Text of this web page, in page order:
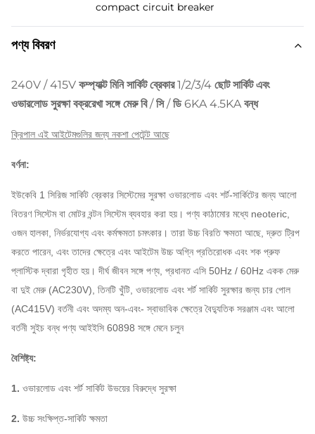
compact circuit breaker
পণ্য বিবরণ
240V / 415V কম্প্যাক্ট মিনি সার্কিট ব্রেকার 1/2/3/4 ছোট সার্কিট এবং
ওভারলোড সুরক্ষা বক্ররেখা সঙ্গে মেরু বি / সি / ডি 6KA 4.5KA বন্ধ
ক্রিপাল এই আইটেমগুলির জন্য নকশা পেটেন্ট আছে
বর্ণনা:
ইউকেবি 1 সিরিজ সার্কিট ব্রেকার সিস্টেমের সুরক্ষা ওভারলোড এবং শর্ট-সার্কিটের জন্য আলো
বিতরণ সিস্টেম বা মোটর বন্টন সিস্টেম ব্যবহার করা হয়। পণ্য কাঠামোর মধ্যে neoteric,
ওজন হালকা, নির্ভরযোগ্য এবং কর্মক্ষমতা চমৎকার। তারা উচ্চ বিরতি ক্ষমতা আছে, দ্রুত ট্রিপ
করতে পারেন, এবং তাদের ক্ষেত্রে এবং আইটেম উচ্চ অগ্নি প্রতিরোধক এবং শক প্রুফ
প্লাস্টিক দ্বারা গৃহীত হয়। দীর্ঘ জীবন সঙ্গে পণ্য, প্রধানত এসি 50Hz / 60Hz একক মেরু
বা দুই মেরু (AC230V), তিনটি খুঁটি, ওভারলোড এবং শর্ট সার্কিট সুরক্ষার জন্য চার পোল
(AC415V) বর্তনী এবং অদম্য অন-এবং- স্বাভাবিক ক্ষেত্রে বৈদ্যুতিক সরঞ্জাম এবং আলো
বর্তনী সুইচ বন্ধ পণ্য আইইসি 60898 সঙ্গে মেনে চলুন
বৈশিষ্ট্য:
1. ওভারলোড এবং শর্ট সার্কিট উভয়ের বিরুদ্ধে সুরক্ষা
2. উচ্চ সংক্ষিপ্ত-সার্কিট ক্ষমতা